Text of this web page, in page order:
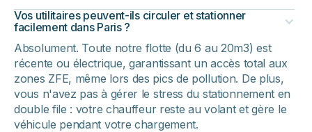
Vos utilitaires peuvent-ils circuler et stationner
facilement dans Paris ?
Absolument. Toute notre flotte (du 6 au 20m3) est
récente ou électrique, garantissant un accès total aux
zones ZFE, même lors des pics de pollution. De plus,
vous n'avez pas à gérer le stress du stationnement en
double file : votre chauffeur reste au volant et gère le
véhicule pendant votre chargement.